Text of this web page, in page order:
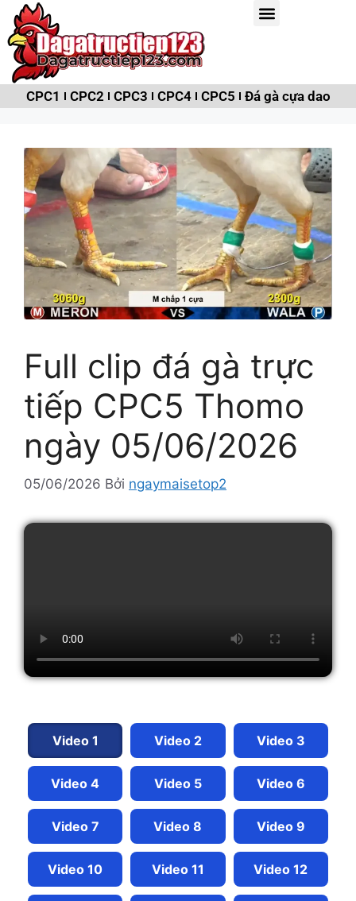
CPC1 CPC2 CPC3 CPC4 CPC5 Đá gà cựa dao
Full clip đá gà trực
tiếp CPC5 Thomo
ngày 05/06/2026
05/06/2026 Bởi ngaymaisetop2
Video 1 Video 2 Video 3
Video 4 Video 5 Video 6
Video 7 Video 8 Video 9
Video 10 Video 11 Video 12